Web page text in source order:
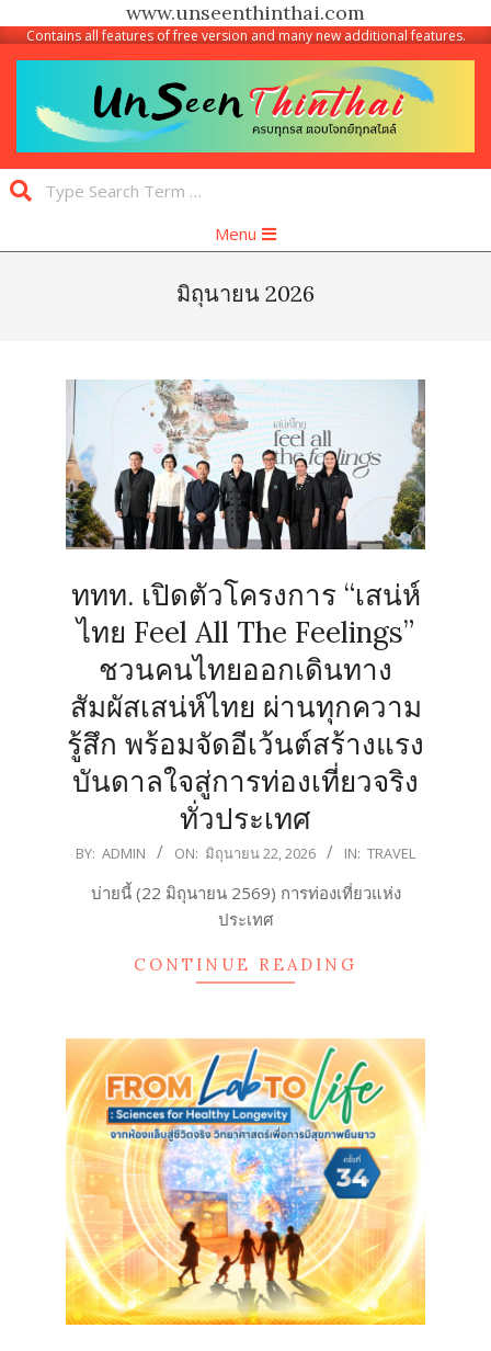
www.unseenthinthai.com
SkipContains all features of free version and many new additional features.
Unseen
Thinthai
Navigation
Menu
มิถุนายน 2026
ททท. เปิดตัวโครงการ “เสน่ห์
ไทย Feel All The Feelings”
ชวนคนไทยออกเดินทาง
สัมผัสเสน่ห์ไทย ผ่านทุกความ
รู้สึก พร้อมจัดอีเว้นต์สร้างแรง
บันดาลใจสู่การท่องเที่ยวจริง
ทั่วประเทศ
2026-
BY: ADMIN ON: มิถุนายน 22, 2026 IN: TRAVEL
บ่ายนี้ (22 มิถุนายน 2569) การท่องเที่ยวแห่ง
ประเทศ
CONTINUE READING